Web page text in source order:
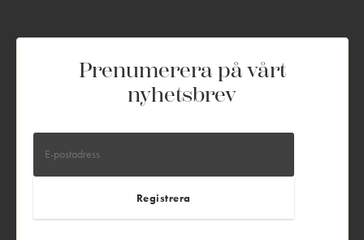
Prenumerera på vårt
nyhetsbrev